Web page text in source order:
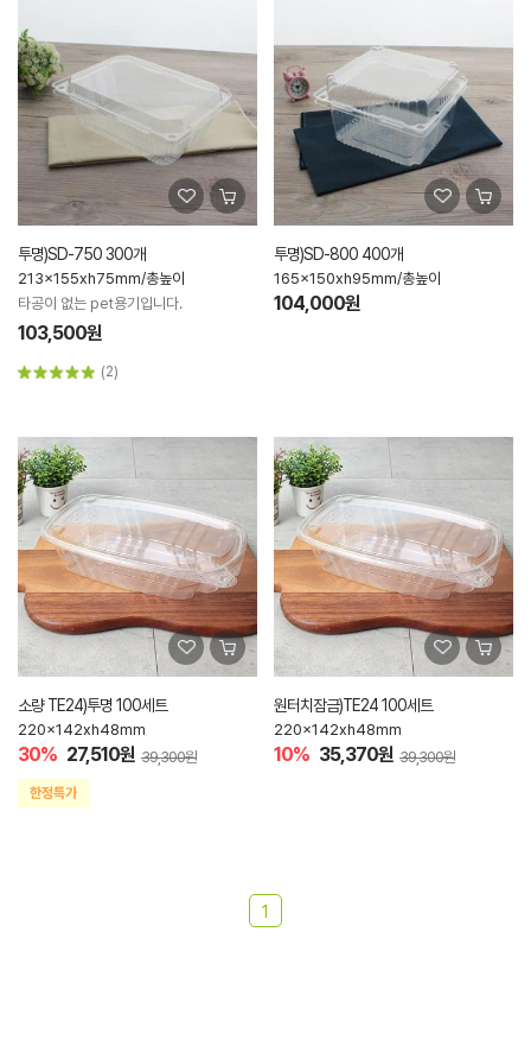
투명)SD-750 300개
213x155xh75mm/총높이
타공이 없는 pet용기입니다.
103,500원
(2)
투명)SD-800 400개
165x150xh95mm/총높이
104,000원
소량 TE24)투명 100세트
220x142xh48mm
30% 27,510원 39,300원
원터치잠금)TE24 100세트
220x142xh48mm
10% 35,370원 39,300원
1